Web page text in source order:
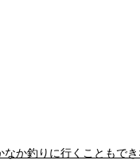
なか釣りに行くこともで